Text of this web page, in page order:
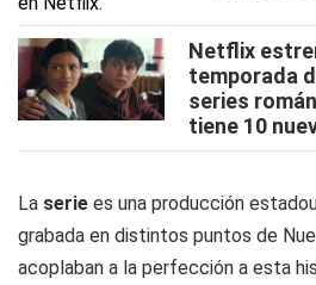
Netflix
temporada
series
tiene 10
La serie es una producción
grabada en distintos puntos de
acoplaban a la perfección a esta